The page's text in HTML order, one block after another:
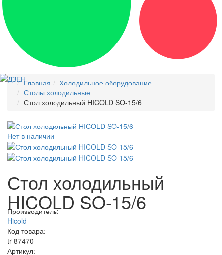
Главная
Холодильное оборудование
Столы холодильные
Стол холодильный HICOLD SO-15/6
Нет в наличии
Стол холодильный
HICOLD SO-15/6
Производитель:
Hicold
Код товара:
tr-87470
Артикул: